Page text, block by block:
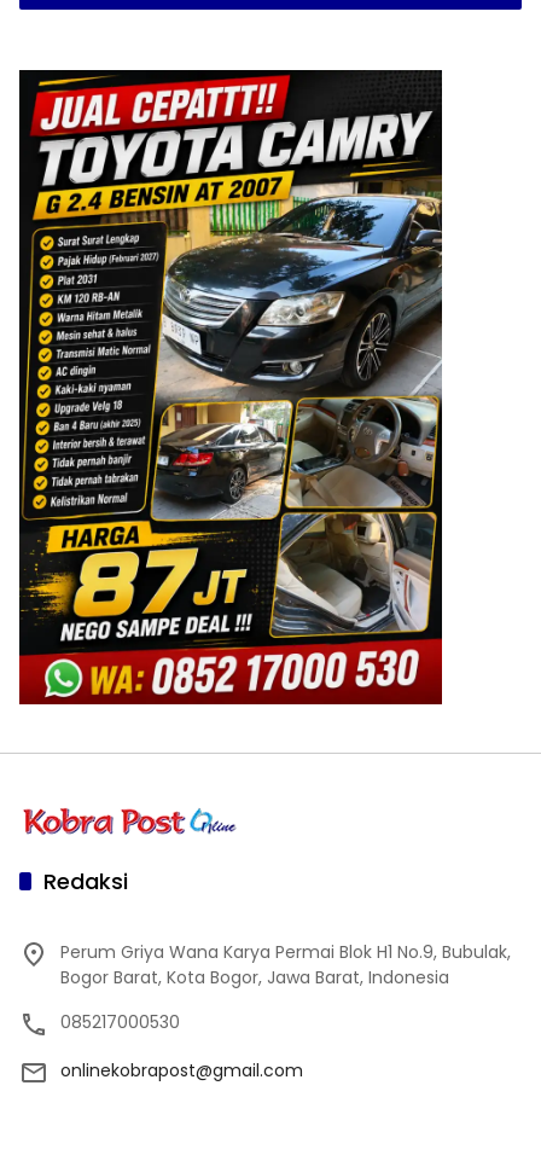
Redaksi
Perum Griya Wana Karya Permai Blok H1 No.9, Bubulak,
Bogor Barat, Kota Bogor, Jawa Barat, Indonesia
085217000530
onlinekobrapost@gmail.com